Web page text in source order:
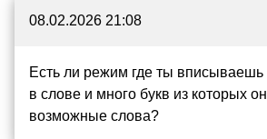
08.02.2026 21:08
Есть ли режим где ты вписываешь
в слове и много букв из которых
возможные слова?